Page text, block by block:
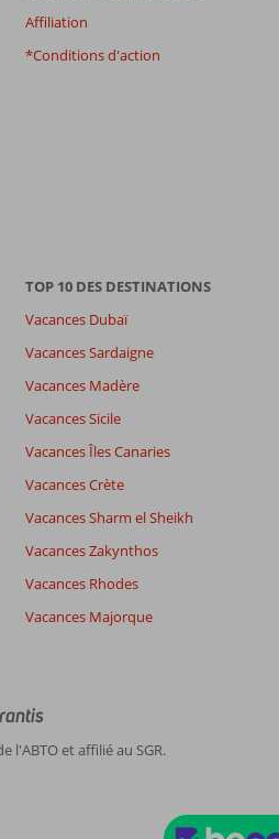
Affiliation
*Conditions d'action
TOP 10 DES DESTINATIONS
Vacances Dubaï
Vacances Sardaigne
Vacances Madère
Vacances Sicile
Vacances Îles Canaries
Vacances Crète
Vacances Sharm el Sheikh
Vacances Zakynthos
Vacances Rhodes
Vacances Majorque
l'ABTO et affilié au SGR.